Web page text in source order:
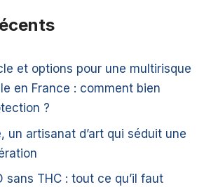
et options pour une multirisque
en France : comment bien
?
un artisanat d’art qui séduit une
sans THC : tout ce qu’il faut